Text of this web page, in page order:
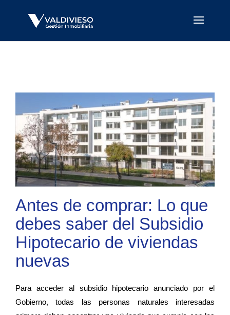
Antes de comprar: Lo que
debes saber del Subsidio
Hipotecario de viviendas
nuevas
Para acceder al subsidio hipotecario anunciado por el
Gobierno, todas las personas naturales interesadas